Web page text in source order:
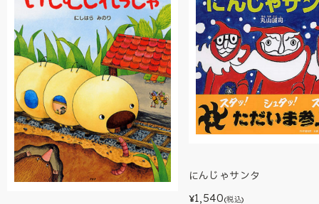
にんじゃサンタ
¥1,540(税込)